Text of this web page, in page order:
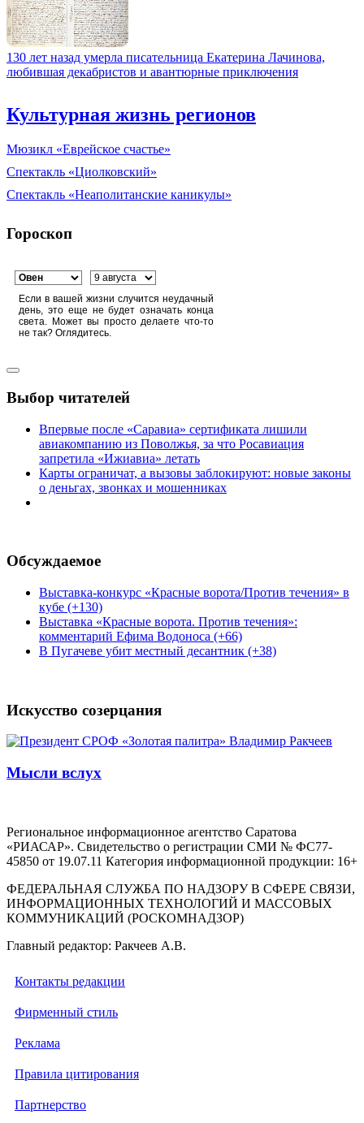
130 лет назад умерла писательница Екатерина Лачинова,
любившая декабристов и авантюрные приключения
Культурная жизнь регионов
Мюзикл «Еврейское счастье»
Спектакль «Циолковский»
Спектакль «Неаполитанские каникулы»
Гороскоп
Если в вашей жизни случится неудачный
день, это еще не будет означать конца
света. Может вы просто делаете что-то
не так? Оглядитесь.
Выбор читателей
Впервые после «Саравиа» сертификата лишили
авиакомпанию из Поволжья, за что Росавиация
запретила «Ижиавиа» летать
Карты ограничат, а вызовы заблокируют: новые законы
о деньгах, звонках и мошенниках
Обсуждаемое
Выставка-конкурс «Красные ворота/Против течения» в
кубе (+130)
Выставка «Красные ворота. Против течения»:
комментарий Ефима Водоноса (+66)
В Пугачеве убит местный десантник (+38)
Искусство созерцания
Мысли вслух
Региональное информационное агентство Саратова
«РИАСАР». Свидетельство о регистрации СМИ № ФС77-
45850 от 19.07.11 Категория информационной продукции: 16+
ФЕДЕРАЛЬНАЯ СЛУЖБА ПО НАДЗОРУ В СФЕРЕ СВЯЗИ,
ИНФОРМАЦИОННЫХ ТЕХНОЛОГИЙ И МАССОВЫХ
КОММУНИКАЦИЙ (РОСКОМНАДЗОР)
Главный редактор: Ракчеев А.В.
Контакты редакции
Фирменный стиль
Реклама
Правила цитирования
Партнерство